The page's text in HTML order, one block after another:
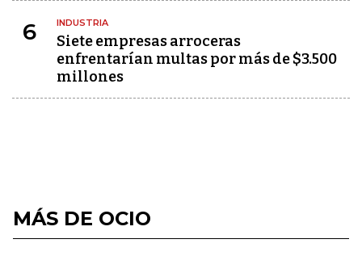
6 INDUSTRIA
Siete empresas arroceras
enfrentarían multas por más de $3.500
millones
MÁS DE OCIO